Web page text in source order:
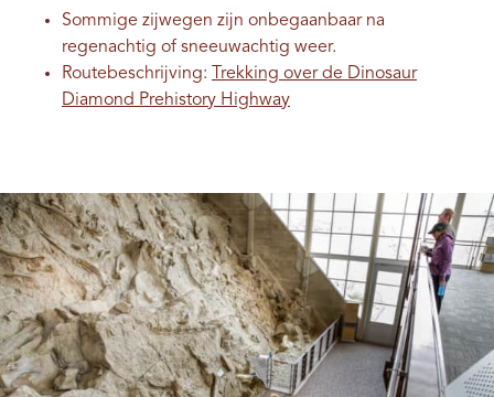
Sommige zijwegen zijn onbegaanbaar na
regenachtig of sneeuwachtig weer.
Routebeschrijving:
Trekking over de Dinosaur
Diamond Prehistory Highway